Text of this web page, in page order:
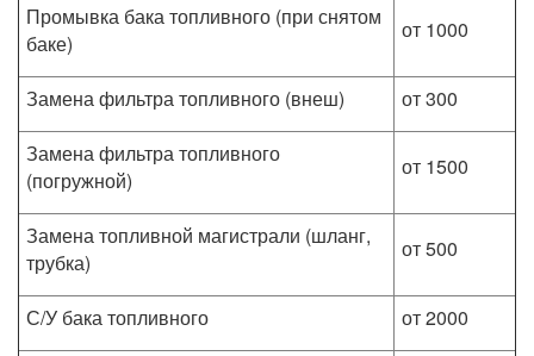
Промывка бака топливного (при снятом
баке)
от 1000
Замена фильтра топливного (внеш)
от 300
Замена фильтра топливного
(погружной)
от 1500
Замена топливной магистрали (шланг,
трубка)
от 500
С/У бака топливного
от 2000